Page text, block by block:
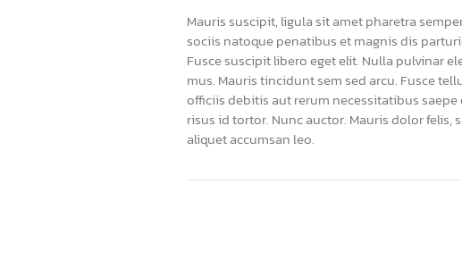
Mauris suscipit, ligula sit amet pharetra
sociis natoque penatibus et magnis dis
Fusce suscipit libero eget elit. Nulla pulvinar
mus. Mauris tincidunt sem sed arcu. Fusce
officiis debitis aut rerum necessitatibus
risus id tortor. Nunc auctor. Mauris dolor felis,
aliquet accumsan leo.